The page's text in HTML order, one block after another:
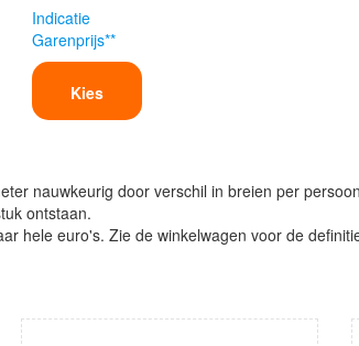
Indicatie
Garenprijs**
Kies
nauwkeurig door verschil in breien per
ontstaan.
hele euro's. Zie de winkelwagen voor de